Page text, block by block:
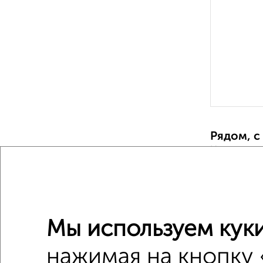
Рядом,
не
Мы используем
нажимая на кнопку